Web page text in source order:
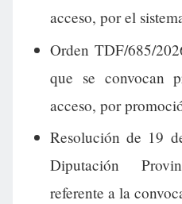
acceso, por el
Orden TDF/685/
que se convocan
acceso, por
Resolución de 19
Diputación
referente a la